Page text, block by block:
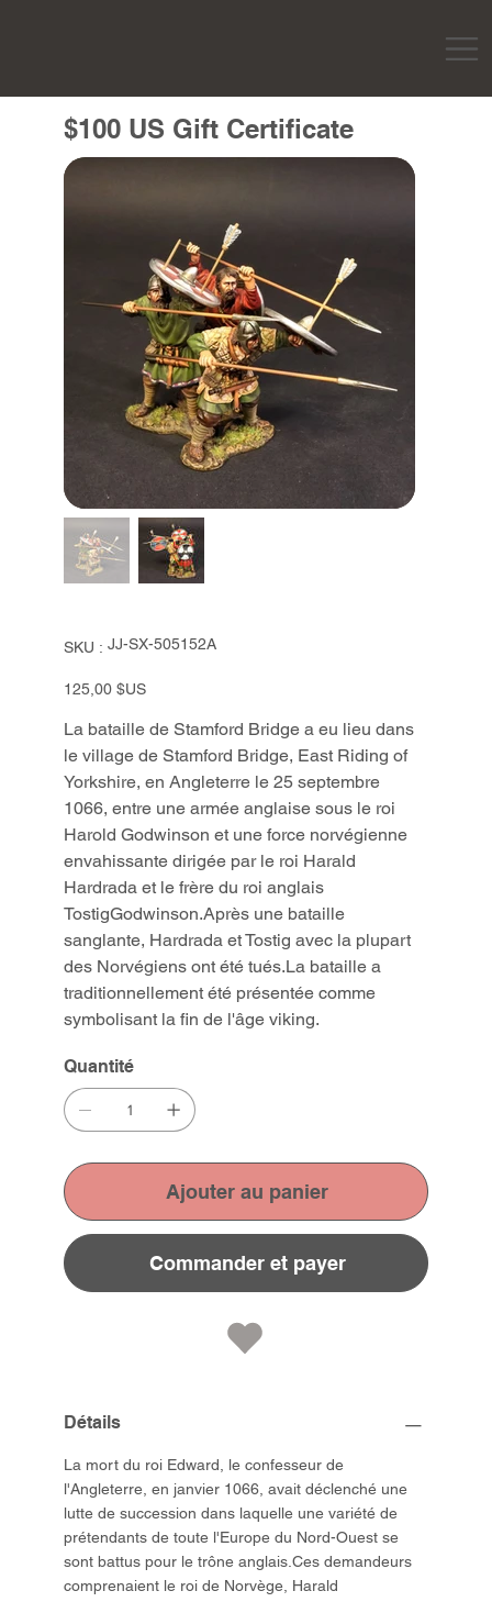
$100 US Gift Certificate
SKU :
SKU
JJ-
JJ-SX-505152A
Prix
125,00 $US
La bataille de Stamford Bridge a eu lieu dans
le village de Stamford Bridge, East Riding of
Yorkshire, en Angleterre le 25 septembre
1066, entre une armée anglaise sous le roi
Harold Godwinson et une force norvégienne
envahissante dirigée par le roi Harald
Hardrada et le frère du roi anglais
TostigGodwinson.Après une bataille
sanglante, Hardrada et Tostig avec la plupart
des Norvégiens ont été tués.La bataille a
traditionnellement été présentée comme
symbolisant la fin de l'âge viking.
Quantité
Ajouter au panier
Commander et payer
Détails
La mort du roi Edward, le confesseur de
l'Angleterre, en janvier 1066, avait déclenché une
lutte de succession dans laquelle une variété de
prétendants de toute l'Europe du Nord-Ouest se
sont battus pour le trône anglais.Ces demandeurs
comprenaient le roi de Norvège, Harald